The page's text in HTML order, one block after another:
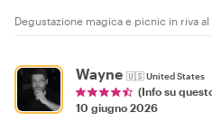
Degustazione magica e picnic in riva al
Wayne 🇺🇸United States
(Info su
10 giugno 2026